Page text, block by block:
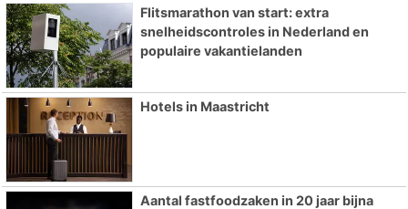
Flitsmarathon van start: extra
snelheidscontroles in Nederland en
populaire vakantielanden
Hotels in Maastricht
Aantal fastfoodzaken in 20 jaar bijna